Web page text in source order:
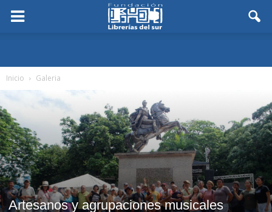
Inicio Galeria
Artesanos y agrupaciones musicales